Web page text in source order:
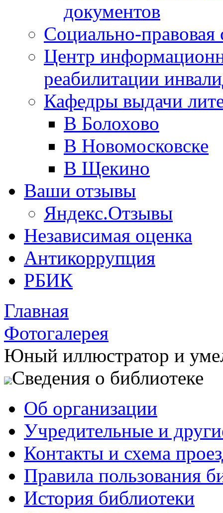
документов
Социально-правовая
Центр
реабилитации
Кафедры выдачи
В Болохово
В Новомосковске
В Щекино
Ваши отзывы
Яндекс.Отзывы
Независимая оценка
Антикоррупция
РБИК
Главная
Фотогалерея
Юный иллюстратор и
Сведения о библиотеке
Об организации
Учредительные и
Контакты и схема
Правила пользования
История библиотеки